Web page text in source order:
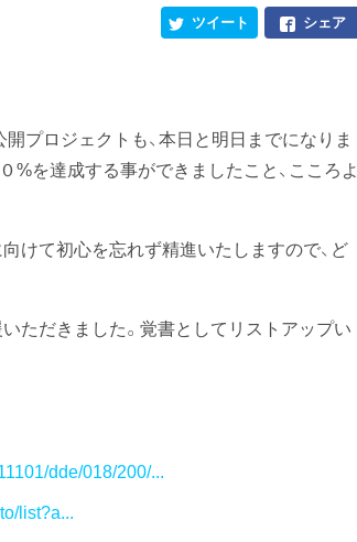
シェア
ツイート
プロジェクトも、本日と明日までになりま
%を達成する事ができましたこと、こころよ
けて初心を忘れず精進いたしますので、ど
ただきました。覚書としてリストアップい
dde/018/200/...
list?a...